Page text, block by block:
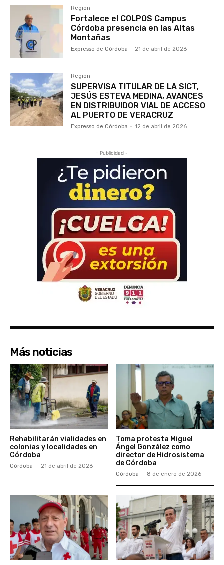
Región
Fortalece el COLPOS Campus
Córdoba presencia en las Altas
Montañas
Expresso de Córdoba - 21 de abril de 2026
Región
SUPERVISA TITULAR DE LA SICT,
JESÚS ESTEVA MEDINA, AVANCES
EN DISTRIBUIDOR VIAL DE ACCESO
AL PUERTO DE VERACRUZ
Expresso de Córdoba - 12 de abril de 2026
- Publicidad -
Más noticias
Rehabilitarán vialidades en
colonias y localidades en
Córdoba
Córdoba 21 de abril de 2026
Toma protesta Miguel
Ángel González como
director de Hidrosistema
de Córdoba
Córdoba 8 de enero de 2026